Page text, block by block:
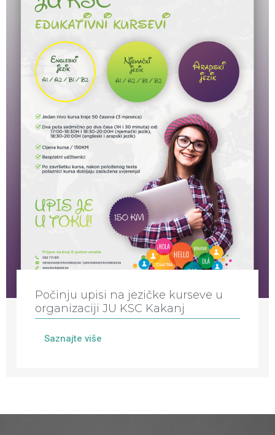
Počinju upisi na jezičke kurseve u
organizaciji JU KSC Kakanj
Saznajte više